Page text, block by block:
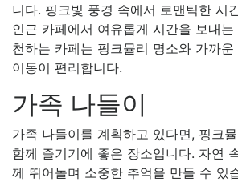
니다. 핑크빛 풍경 속에서 로맨틱한 시
인근 카페에서 여유롭게 시간을 보내
천하는 카페는 핑크뮬리 명소와 가까
이동이 편리합니다.
가족 나들이
가족 나들이를 계획하고 있다면, 핑크
함께 즐기기에 좋은 장소입니다. 자연
께 뛰어놀며 소중한 추억을 만들 수 있